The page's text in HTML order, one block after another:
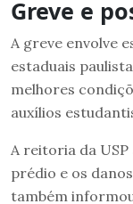
Greve e
A greve envolve
estaduais
melhores
auxílios
A reitoria da
prédio e os
também